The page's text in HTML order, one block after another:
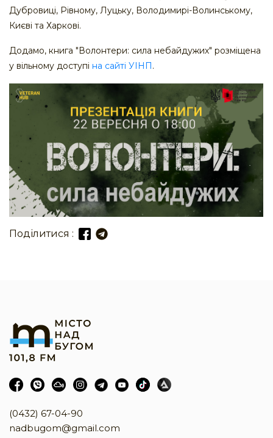
Дубровиці, Рівному, Луцьку, Володимирі-Волинському,
Києві та Харкові.
Додамо, книга "Волонтери: сила небайдужих" розміщена
у вільному доступі на сайті УІНП.
Поділитися :
(0432) 67-04-90
nadbugom@gmail.com